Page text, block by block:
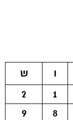
ו
ש
1
2
8
9